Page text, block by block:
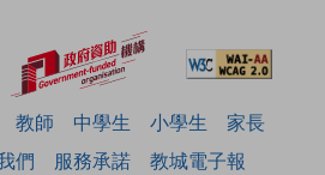
教師 中學生 小學生
家長
們 服務承諾 教城電子報